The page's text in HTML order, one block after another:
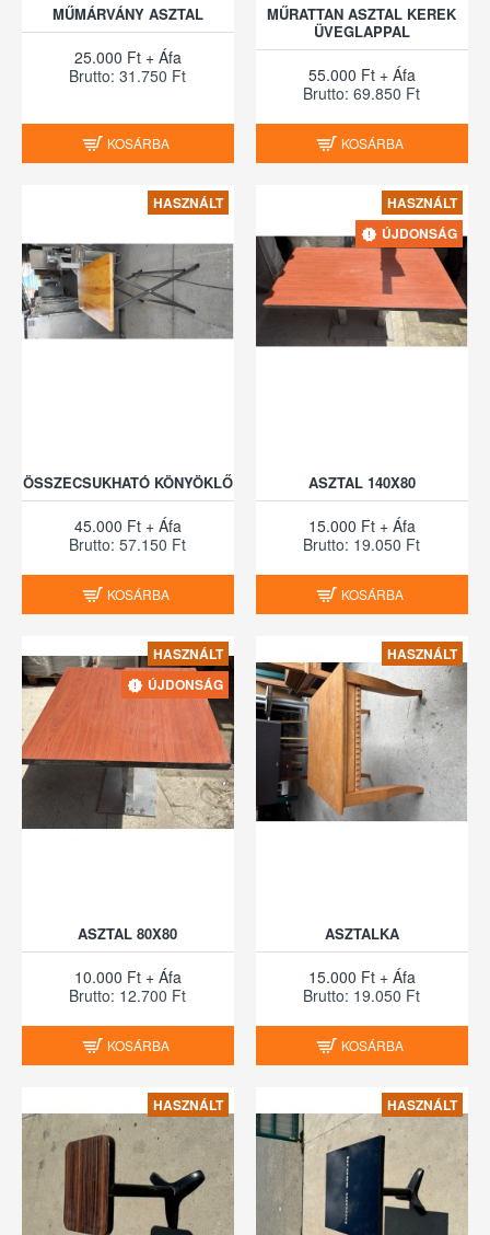
MŰMÁRVÁNY ASZTAL
25.000 Ft + Áfa
Brutto: 31.750 Ft
KOSÁRBA
MŰRATTAN ASZTAL KEREK
ÜVEGLAPPAL
55.000 Ft + Áfa
Brutto: 69.850 Ft
KOSÁRBA
HASZNÁLT
ÖSSZECSUKHATÓ KÖNYÖKLŐ
45.000 Ft + Áfa
Brutto: 57.150 Ft
KOSÁRBA
HASZNÁLT
ÚJDONSÁG
ASZTAL 140X80
15.000 Ft + Áfa
Brutto: 19.050 Ft
KOSÁRBA
HASZNÁLT
ÚJDONSÁG
ASZTAL 80X80
10.000 Ft + Áfa
Brutto: 12.700 Ft
KOSÁRBA
HASZNÁLT
ASZTALKA
15.000 Ft + Áfa
Brutto: 19.050 Ft
KOSÁRBA
HASZNÁLT HASZNÁLT